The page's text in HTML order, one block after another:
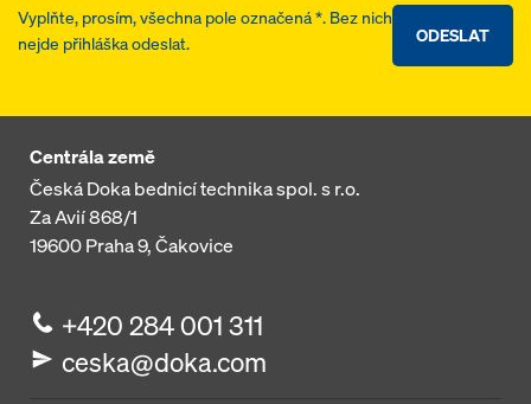
ODESLAT
Vyplňte, prosím, všechna pole označená *. Bez nich
nejde přihláška odeslat.
Centrála země
Česká Doka bednicí technika spol. s r.o.
Za Avií 868/1
19600Praha 9, Čakovice
+420 284 001 311
ceska@doka.com